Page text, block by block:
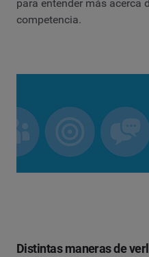
para entender más acerca
competencia.
Distintas maneras de